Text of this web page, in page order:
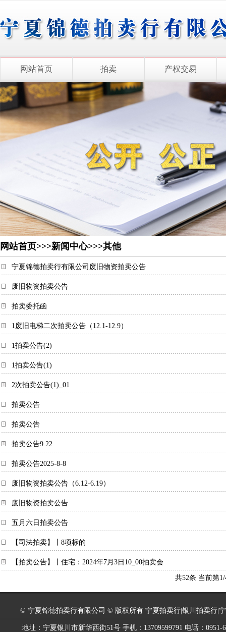
网站首页 拍卖 产权交易
网站首页>>>新闻中心>>>其他
宁夏锦德拍卖行有限公司废旧物资拍卖公告
废旧物资拍卖公告
拍卖委托函
1废旧电梯二次拍卖公告（12.1-12.9）
1拍卖公告(2)
1拍卖公告(1)
2次拍卖公告(1)_01
拍卖公告
拍卖公告
拍卖公告9.22
拍卖公告2025-8-8
废旧物资拍卖公告（6.12-6.19）
废旧物资拍卖公告
五月六日拍卖公告
【司法拍卖】丨8项标的
【拍卖公告】丨住宅：2024年7月3日10_00拍卖会
共52条 当前第
© 宁夏锦德拍卖行有限公司 © 版权所有 宁夏拍卖行|银川拍卖行|
地址：宁夏银川市新华西街51号 手机：13709599791 电话：0951-